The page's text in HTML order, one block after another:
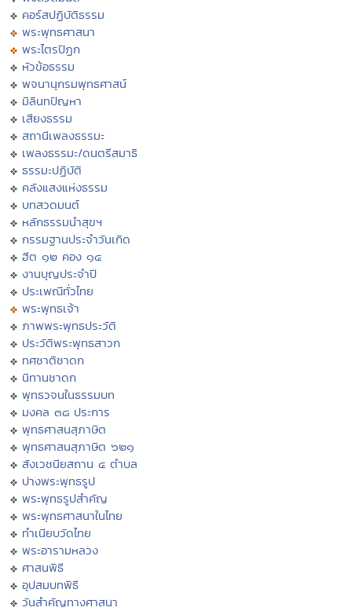
คอร์สปฏิบัติธรรม
พระพุทธศาสนา
พระไตรปิฏก
หัวข้อธรรม
พจนานุกรมพุทธศาสน์
มิลินทปัญหา
เสียงธรรม
สถานีเพลงธรรมะ
เพลงธรรมะ/ดนตรีสมาธิ
ธรรมะปฏิบัติ
คลังแสงแห่งธรรม
บทสวดมนต์
หลักธรรมนำสุขฯ
กรรมฐานประจำวันเกิด
ฮีต ๑๒ คอง ๑๔
งานบุญประจำปี
ประเพณีทั่วไทย
พระพุทธเจ้า
ภาพพระพุทธประวัติ
ประวัติพระพุทธสาวก
ทศชาติชาดก
นิทานชาดก
พุทธวจนในธรรมบท
มงคล ๓๘ ประการ
พุทธศาสนสุภาษิต
พุทธศาสนสุภาษิต ๖๒๑
สังเวชนียสถาน ๔ ตำบล
ปางพระพุทธรูป
พระพุทธรูปสำคัญ
พระพุทธศาสนาในไทย
ทำเนียบวัดไทย
พระอารามหลวง
ศาสนพิธี
อุปสมบทพิธี
วันสำคัญทางศาสนา